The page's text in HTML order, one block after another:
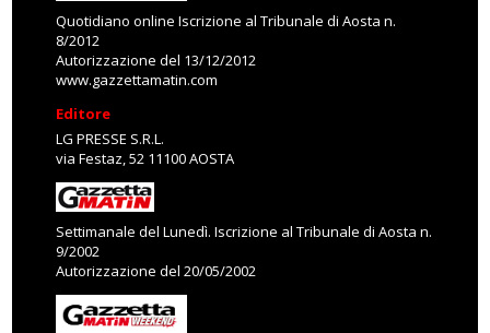
Quotidiano online Iscrizione al Tribunale di Aosta n.
8/2012
Autorizzazione del 13/12/2012
www.gazzettamatin.com
Editore
LG PRESSE S.R.L.
via Festaz, 52 11100 AOSTA
Settimanale del Lunedì. Iscrizione al Tribunale di Aosta n.
9/2002
Autorizzazione del 20/05/2002